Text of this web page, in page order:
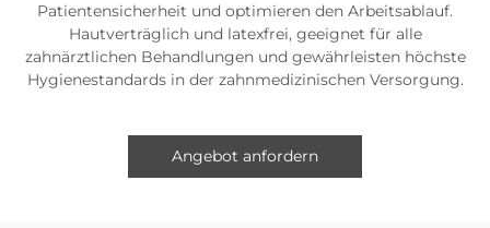
Patientensicherheit und optimieren den Arbeitsablauf.
Hautverträglich und latexfrei, geeignet für alle
zahnärztlichen Behandlungen und gewährleisten höchste
Hygienestandards in der zahnmedizinischen Versorgung.
Angebot anfordern